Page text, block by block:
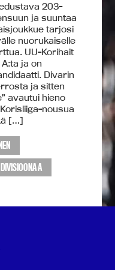
203-
ja suuntaa
tarjosi
nuorukaiselle
UU-Korihait
ja on
Divarin
ja sitten
avautui hieno
nousua
[…]
I DIVISIOONA A